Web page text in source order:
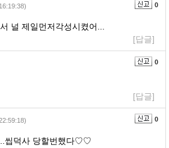
0
널 제일먼저각성시켰어...
[답글]
0
[답글]
0
..씹덕사 당할번했다♡♡